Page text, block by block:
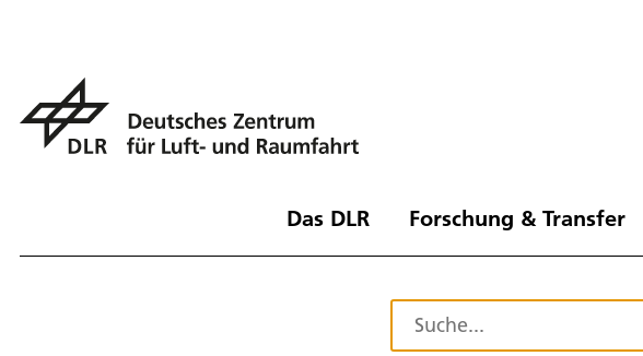
Das DLR Forschung & Transfer